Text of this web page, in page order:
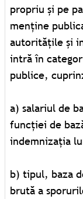
propriu și pe
menține
autoritățile și
intră în
publice,
a) salariul de
funcţiei de
indemnizaţia
b) tipul, baza
brută a